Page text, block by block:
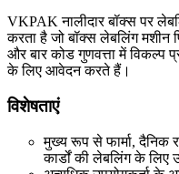
VKPAK नालीदार बॉक्स पर
करता है जो बॉक्स लेबलिंग मशीन
और बार कोड गुणवत्ता में विकल्प
के लिए आवेदन करते हैं।
विशेषताएं
मुख्य रूप से फार्मा, दैनिक
कार्डों की लेबलिंग के लिए